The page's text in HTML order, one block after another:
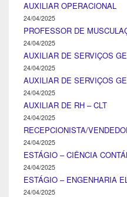
AUXILIAR OPERACIONAL
24/04/2025
PROFESSOR DE
24/04/2025
AUXILIAR DE SERVIÇOS
24/04/2025
AUXILIAR DE SERVIÇOS
24/04/2025
AUXILIAR DE RH – CLT
24/04/2025
RECEPCIONISTA/
24/04/2025
ESTÁGIO – CIÊNCIA
24/04/2025
ESTÁGIO – ENGENHARIA
24/04/2025